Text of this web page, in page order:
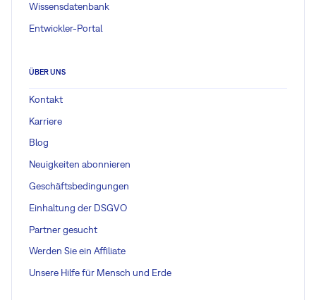
Wissensdatenbank
Entwickler-Portal
ÜBER UNS
Kontakt
Karriere
Blog
Neuigkeiten abonnieren
Geschäftsbedingungen
Einhaltung der DSGVO
Partner gesucht
Werden Sie ein Affiliate
Unsere Hilfe für Mensch und Erde